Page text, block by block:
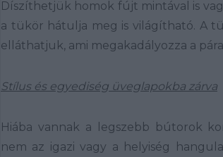
Díszíthetjük homok fújt mintával is
a tükör hátulja meg is világítható. A
elláthatjuk, ami megakadályozza a
Stílus és egyediség üveglapokba zárva
Hiába vannak a legszebb bútorok
nem az igazi vagy a helyiség